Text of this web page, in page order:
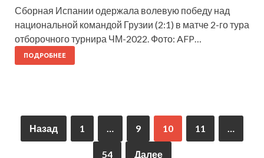
Сборная Испании одержала волевую победу над
национальной командой Грузии (2:1) в матче 2-го тура
отборочного турнира ЧМ-2022. Фото: AFP…
ПОДРОБНЕЕ
Назад 1 9 10 11
54 Далее